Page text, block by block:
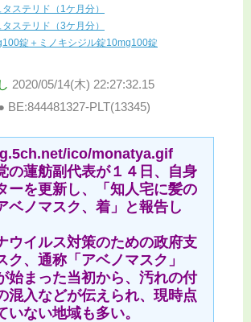
ステリド（1ケ月分）
ステリド（3ケ月分）
錠＋ミノキシジル錠10mg100錠
2020/05/14(木) 22:27:32.15
BE:844481327-PLT(13345)
ico/monatya.gif
の蓮舫副代表が１４日、自身
ーを更新し、「知人宅に髪の
ベノマスク、着」と報告し
ウイルス対策のための政府支
ク、通称「アベノマスク」
始まった当初から、汚れの付
混入などが伝えられ、現時点
いない地域も多い。